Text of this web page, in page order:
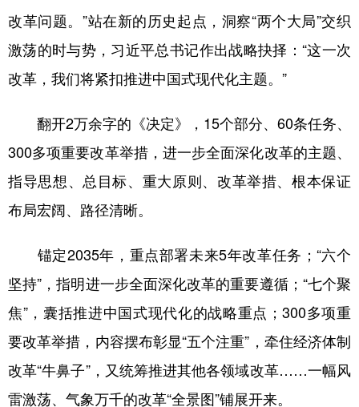
改革问题。”站在新的历史起点，洞察“两个大局”交织
激荡的时与势，习近平总书记作出战略抉择：“这一次
改革，我们将紧扣推进中国式现代化主题。”
翻开2万余字的《决定》，15个部分、60条任务、
300多项重要改革举措，进一步全面深化改革的主题、
指导思想、总目标、重大原则、改革举措、根本保证
布局宏阔、路径清晰。
锚定2035年，重点部署未来5年改革任务；“六个
坚持”，指明进一步全面深化改革的重要遵循；“七个聚
焦”，囊括推进中国式现代化的战略重点；300多项重
要改革举措，内容摆布彰显“五个注重”，牵住经济体制
改革“牛鼻子”，又统筹推进其他各领域改革……一幅风
雷激荡、气象万千的改革“全景图”铺展开来。